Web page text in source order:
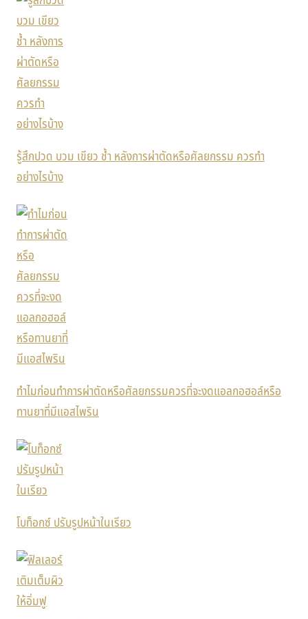
รู้สึกปวด บวม เขียว ช้ำ หลังการผ่าตัดหรือศัลยกรรม ควรทำ
อย่างไรบ้าง
ทำไมก่อนทำการผ่าตัดหรือศัลยกรรมควรที่จะงดแอลกอฮอล์หรือ
ทานยาที่มีแอสไพริน
โบท็อกซ์ ปรับรูปหน้าในเรียว